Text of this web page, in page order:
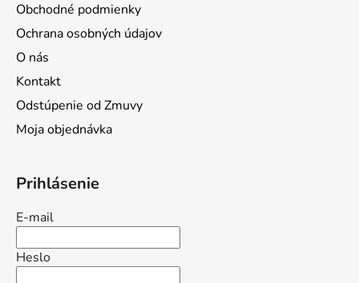
Obchodné podmienky
Ochrana osobných údajov
O nás
Kontakt
Odstúpenie od Zmuvy
Moja objednávka
Prihlásenie
E-mail
Heslo